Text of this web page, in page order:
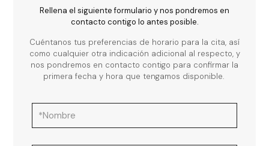
Rellena el siguiente formulario y nos pondremos en
contacto contigo lo antes posible.
Cuéntanos tus preferencias de horario para la cita, así
como cualquier otra indicación adicional al respecto, y
nos pondremos en contacto contigo para confirmar la
primera fecha y hora que tengamos disponible.